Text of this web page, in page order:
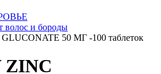
волос и бороды
50 МГ -100 таблеток
ZINC